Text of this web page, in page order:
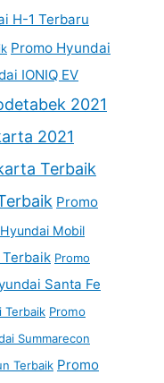
H-1 Terbaru
Promo Hyundai
IONIQ EV
2021
2021
Terbaik
Promo
Mobil
Promo
Santa Fe
Terbaik Promo
Summarecon
Terbaik Promo